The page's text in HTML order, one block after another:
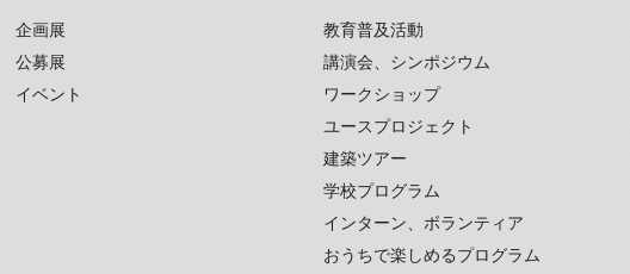
企画展
公募展
イベント
教育普及活動
講演会、シンポジウム
ワークショップ
ユースプロジェクト
建築ツアー
学校プログラム
インターン、ボランティア
おうちで楽しめるプログラム